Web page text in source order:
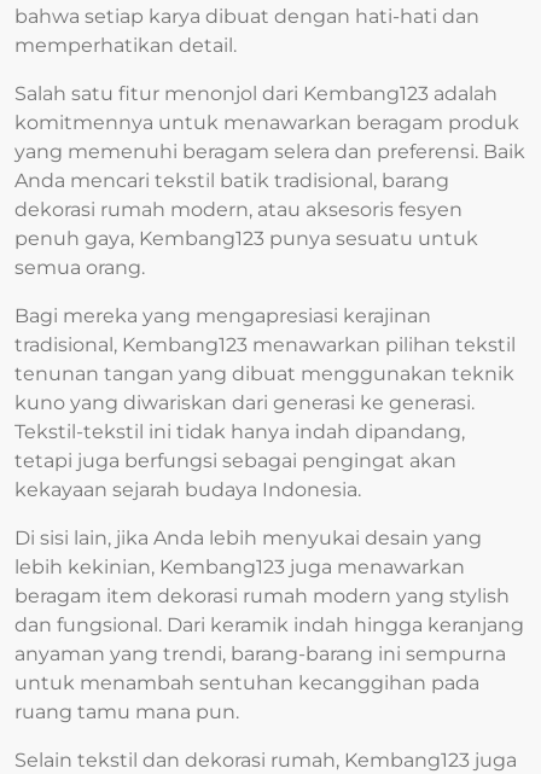
bahwa setiap karya dibuat dengan hati-hati dan
memperhatikan detail.
Salah satu fitur menonjol dari Kembang123 adalah
komitmennya untuk menawarkan beragam produk
yang memenuhi beragam selera dan preferensi. Baik
Anda mencari tekstil batik tradisional, barang
dekorasi rumah modern, atau aksesoris fesyen
penuh gaya, Kembang123 punya sesuatu untuk
semua orang.
Bagi mereka yang mengapresiasi kerajinan
tradisional, Kembang123 menawarkan pilihan tekstil
tenunan tangan yang dibuat menggunakan teknik
kuno yang diwariskan dari generasi ke generasi.
Tekstil-tekstil ini tidak hanya indah dipandang,
tetapi juga berfungsi sebagai pengingat akan
kekayaan sejarah budaya Indonesia.
Di sisi lain, jika Anda lebih menyukai desain yang
lebih kekinian, Kembang123 juga menawarkan
beragam item dekorasi rumah modern yang stylish
dan fungsional. Dari keramik indah hingga keranjang
anyaman yang trendi, barang-barang ini sempurna
untuk menambah sentuhan kecanggihan pada
ruang tamu mana pun.
Selain tekstil dan dekorasi rumah, Kembang123 juga